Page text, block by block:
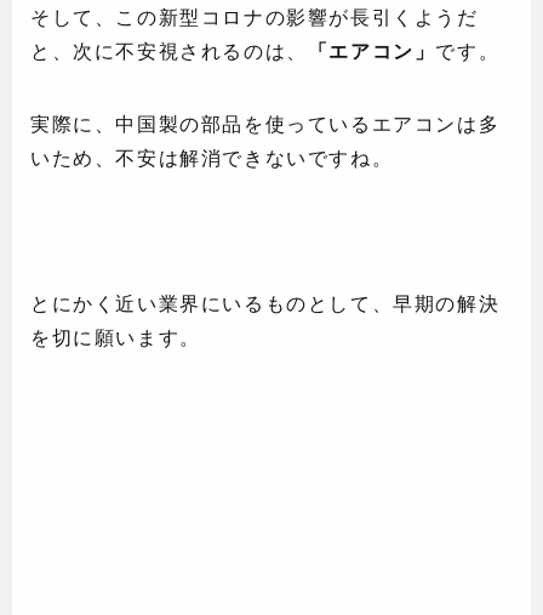
そして、この新型コロナの影響が長引くようだ
と、次に不安視されるのは、
「エアコン」 です。
実際に、中国製の部品を使っているエアコンは多
いため、不安は解消できないですね。
とにかく近い業界にいるものとして、早期の解決
を切に願います。